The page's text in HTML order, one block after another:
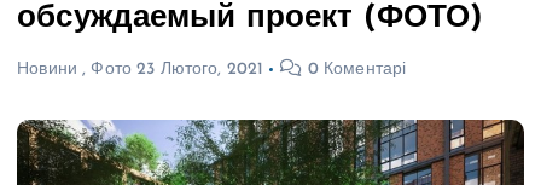
обсуждаемый проект (ФОТО)
Новини , Фото 23 Лютого, 2021 0 Коментарі